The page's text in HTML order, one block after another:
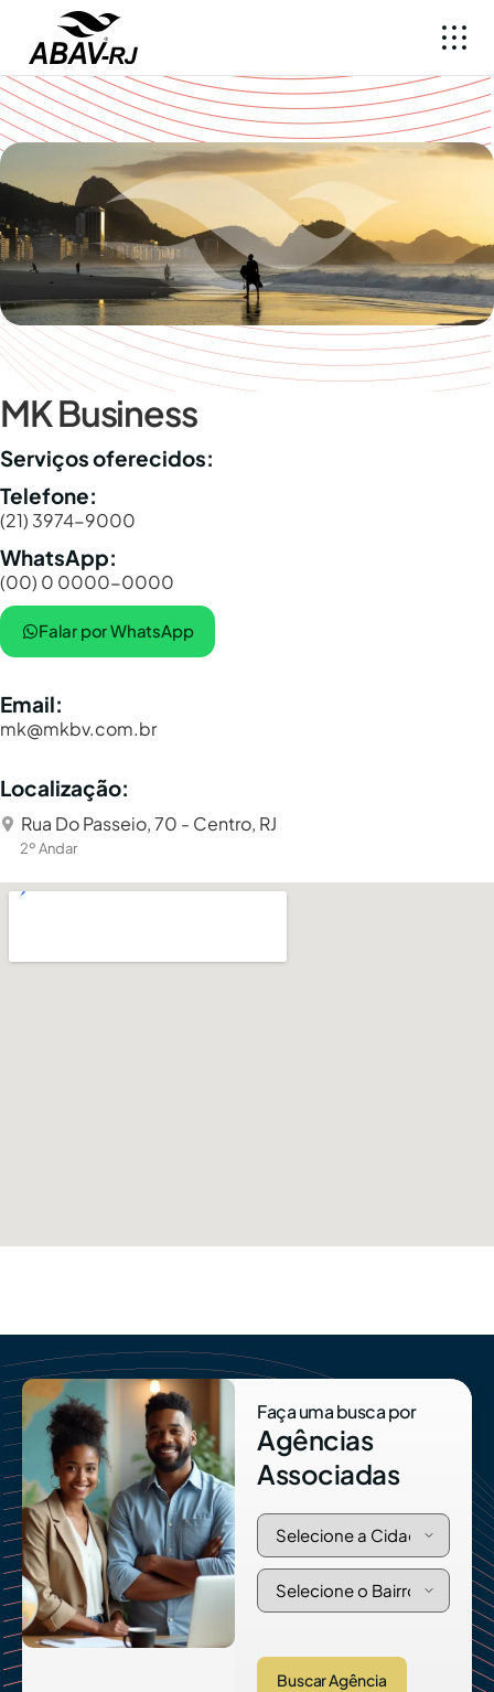
MK Business
Serviços oferecidos:
Telefone:
(21) 3974-9000
WhatsApp:
(00) 0 0000-0000
Falar por WhatsApp
Email:
mk@mkbv.com.br
Localização:
Rua Do Passeio, 70 - Centro, RJ
2º Andar
Faça uma busca por
Agências
Associadas
Buscar Agência